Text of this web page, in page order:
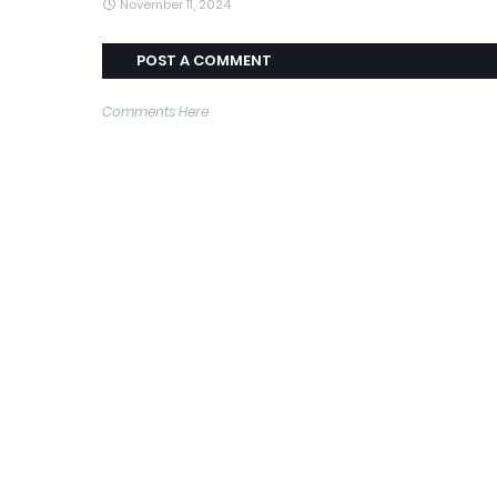
November 11, 2024
POST A COMMENT
Comments Here